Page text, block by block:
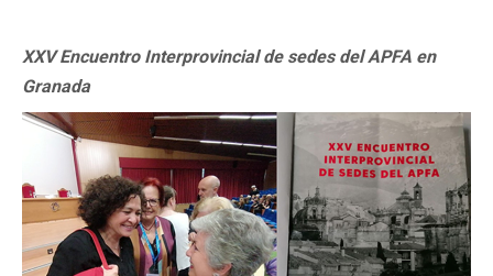
XXV Encuentro Interprovincial de sedes del APFA en
Granada